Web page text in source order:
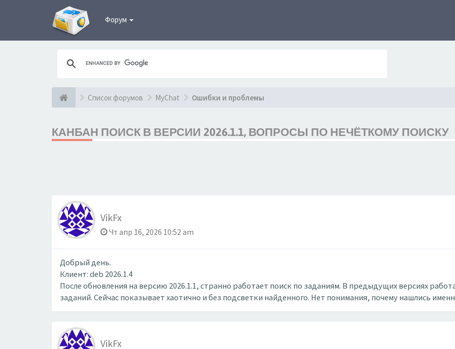
Форум
Список форумов MyChat Ошибки и проблемы
КАНБАН ПОИСК В ВЕРСИИ 2026.1.1, ВОПРОСЫ ПО НЕЧЁТКОМУ ПОИСКУ
VikFx
Чт апр 16, 2026 10:52 am
Добрый день.
Клиент: deb 2026.1.4
После обновления на версию 2026.1.1, странно работает поиск по заданиям. В предыдущих версиях
заданий. Сейчас показывает хаотично и без подсветки найденного. Нет понимания, почему нашлись
VikFx